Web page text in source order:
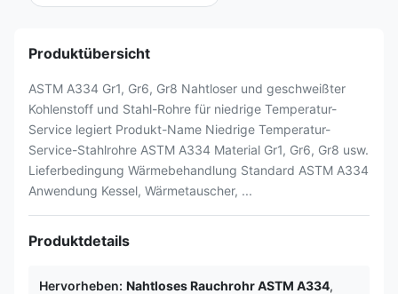
Produktübersicht
ASTM A334 Gr1, Gr6, Gr8 Nahtloser und geschweißter
Kohlenstoff und Stahl-Rohre für niedrige Temperatur-
Service legiert Produkt-Name Niedrige Temperatur-
Service-Stahlrohre ASTM A334 Material Gr1, Gr6, Gr8 usw.
Lieferbedingung Wärmebehandlung Standard ASTM A334
Anwendung Kessel, Wärmetauscher, ...
Produktdetails
Hervorheben: Nahtloses Rauchrohr ASTM A334,